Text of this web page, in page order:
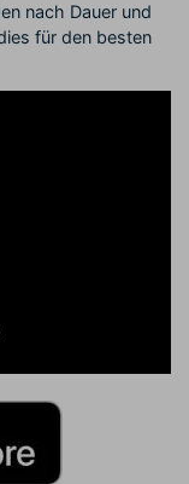
nach Dauer und
für den besten